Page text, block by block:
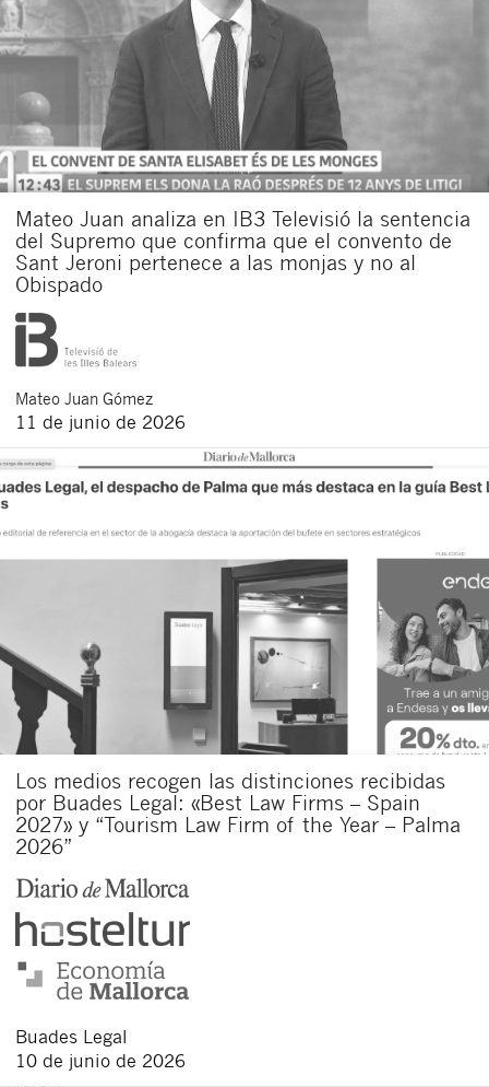
Mateo Juan analiza en IB3 Televisió la sentencia
del Supremo que confirma que el convento de
Sant Jeroni pertenece a las monjas y no al
Obispado
Mateo Juan Gómez
11 de junio de 2026
Los medios recogen las distinciones recibidas
por Buades Legal: «Best Law Firms – Spain
2027» y “Tourism Law Firm of the Year – Palma
2026”
Buades Legal
10 de junio de 2026